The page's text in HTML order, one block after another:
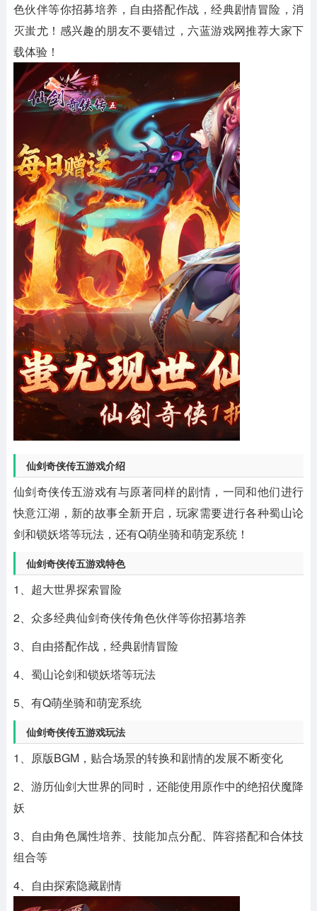
色伙伴等你招募培养，自由搭配作战，经典剧情冒险，消
灭蚩尤！感兴趣的朋友不要错过，六蓝游戏网推荐大家下
载体验！
仙剑奇侠传五游戏介绍
仙剑奇侠传五游戏有与原著同样的剧情，一同和他们进行
快意江湖，新的故事全新开启，玩家需要进行各种蜀山论
剑和锁妖塔等玩法，还有Q萌坐骑和萌宠系统！
仙剑奇侠传五游戏特色
1、超大世界探索冒险
2、众多经典仙剑奇侠传角色伙伴等你招募培养
3、自由搭配作战，经典剧情冒险
4、蜀山论剑和锁妖塔等玩法
5、有Q萌坐骑和萌宠系统
仙剑奇侠传五游戏玩法
1、原版BGM，贴合场景的转换和剧情的发展不断变化
2、游历仙剑大世界的同时，还能使用原作中的绝招伏魔降
妖
3、自由角色属性培养、技能加点分配、阵容搭配和合体技
组合等
4、自由探索隐藏剧情